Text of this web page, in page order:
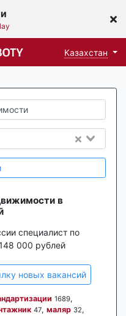
Казахстан
в
специалист по
000 рублей
новых вакансий
1689,
47, маляр 32,